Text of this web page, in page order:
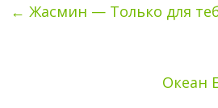
← Жасмин — Только для
Океан